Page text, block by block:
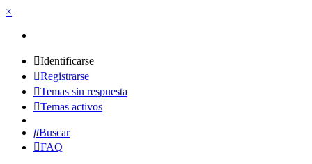
×
Identificarse
Registrarse
Temas sin respuesta
Temas activos
Buscar
FAQ